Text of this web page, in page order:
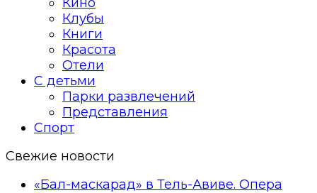
Клубы
Книги
Красота
Отели
С детьми
Парки развлечений
Представления
Спорт
Свежие новости
«Бал-маскарад» в Тель-Авиве. Опера